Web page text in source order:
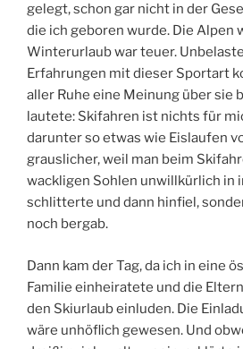
gelegt, schon gar nicht in der
die ich geboren wurde. Die Alpen
Winterurlaub war teuer.
Erfahrungen mit dieser Sportart
aller Ruhe eine Meinung über sie
lautete: Skifahren ist nichts für
darunter so etwas wie Eislaufen
grauslicher, weil man beim
wackligen Sohlen unwillkürlich in
schlitterte und dann hinfiel,
noch bergab.
Dann kam der Tag, da ich in eine
Familie einheiratete und die
den Skiurlaub einluden. Die
wäre unhöflich gewesen. Und